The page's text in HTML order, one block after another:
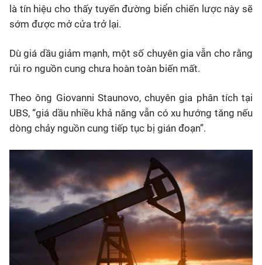
là tín hiệu cho thấy tuyến đường biển chiến lược này sẽ
sớm được mở cửa trở lại.
Dù giá dầu giảm mạnh, một số chuyên gia vẫn cho rằng
rủi ro nguồn cung chưa hoàn toàn biến mất.
Theo ông Giovanni Staunovo, chuyên gia phân tích tại
UBS, “giá dầu nhiều khả năng vẫn có xu hướng tăng nếu
dòng chảy nguồn cung tiếp tục bị gián đoạn”.